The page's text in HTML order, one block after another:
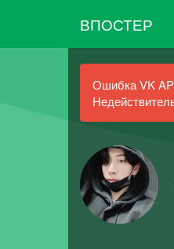
ВПОСТЕР
Ошибка VK